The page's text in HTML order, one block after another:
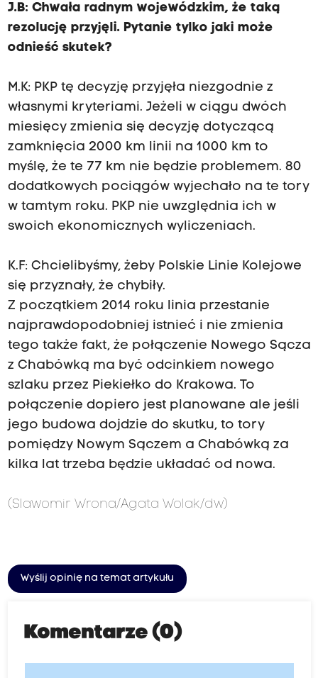
J.B: Chwała radnym wojewódzkim, że taką
rezolucję przyjęli. Pytanie tylko jaki może
odnieść skutek?
M.K: PKP tę decyzję przyjęła niezgodnie z
własnymi kryteriami. Jeżeli w ciągu dwóch
miesięcy zmienia się decyzję dotyczącą
zamknięcia 2000 km linii na 1000 km to
myślę, że te 77 km nie będzie problemem. 80
dodatkowych pociągów wyjechało na te tory
w tamtym roku. PKP nie uwzględnia ich w
swoich ekonomicznych wyliczeniach.
K.F: Chcielibyśmy, żeby Polskie Linie Kolejowe
się przyznały, że chybiły.
Z początkiem 2014 roku linia przestanie
najprawdopodobniej istnieć i nie zmienia
tego także fakt, że połączenie Nowego Sącza
z Chabówką ma być odcinkiem nowego
szlaku przez Piekiełko do Krakowa. To
połączenie dopiero jest planowane ale jeśli
jego budowa dojdzie do skutku, to tory
pomiędzy Nowym Sączem a Chabówką za
kilka lat trzeba będzie układać od nowa.
(Slawomir Wrona/Agata Wolak/dw)
Wyślij opinię na temat artykułu
Komentarze (0)